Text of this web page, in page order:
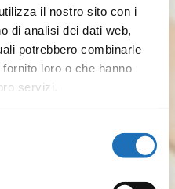
il nostro sito con i
di analisi dei dati web,
potrebbero combinarle
loro o che hanno
servizi.